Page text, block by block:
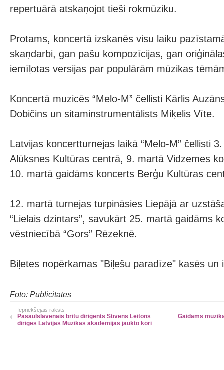
repertuārā atskaņojot tieši rokmūziku.
Protams, koncertā izskanēs visu laiku
skaņdarbi, gan pašu kompozīcijas, gan
iemīļotas versijas par populārām mūzikas
Koncertā muzicēs “Melo-M” čellisti Kārlis
Dobičins un sitaminstrumentālists Miķelis Vīte.
Latvijas koncertturnejas laikā “Melo-M” čellisti
Alūksnes Kultūras centrā, 9. martā Vidzemes
10. martā gaidāms koncerts Berģu Kultūras
12. martā turnejas turpināsies Liepājā ar
“Lielais dzintars”, savukārt 25. martā gaidāms
vēstniecībā “Gors” Rēzeknē.
Biļetes nopērkamas "Biļešu paradīze" kasēs un
Foto: Publicitātes
Iepriekšējais raksts
Pasaulslavenais britu diriģents Stīvens Leitons
diriģēs Latvijas Mūzikas akadēmijas jaukto kori
Gaidāms